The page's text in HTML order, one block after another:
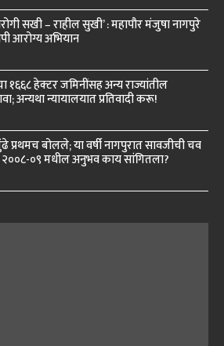
सखी – राहील सुखी’ : महापौर मंजुषा नागपुरे
आरोग्य अभियान
१६६८ हेक्टर जमिनींसह अन्य राज्यांतील
अन्यथा न्यायालयात प्रतिवादी करू!
प्रथमच बोलले; या वर्षी नागपुरात सावजीची चव
०९ मधील अनुभव काय सांगितला?